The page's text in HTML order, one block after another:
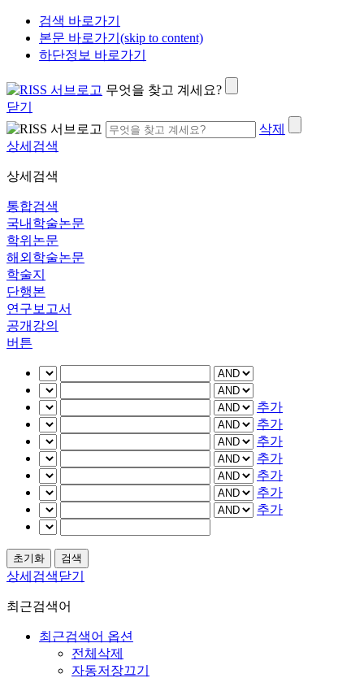
검색 바로가기
본문 바로가기(skip to content)
하단정보 바로가기
무엇을 찾고 계세요?
닫기
삭제
상세검색
상세검색
통합검색
국내학술논문
학위논문
해외학술논문
학술지
단행본
연구보고서
공개강의
버튼
추가
추가
추가
추가
추가
추가
추가
상세검색닫기
최근검색어
최근검색어 옵션
전체삭제
자동저장끄기